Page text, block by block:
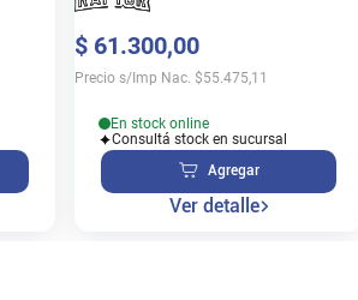
$ 61.300,00
Precio s/Imp Nac. $55.475,11
En stock online
Consultá stock en sucursal
Agregar
Ver detalle